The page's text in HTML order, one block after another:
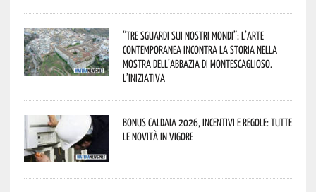
“Tre Sguardi sui Nostri Mondi”: l’arte
contemporanea incontra la storia nella
mostra dell’Abbazia di Montescaglioso.
L’iniziativa
Bonus caldaia 2026, incentivi e regole: tutte
le novità in vigore